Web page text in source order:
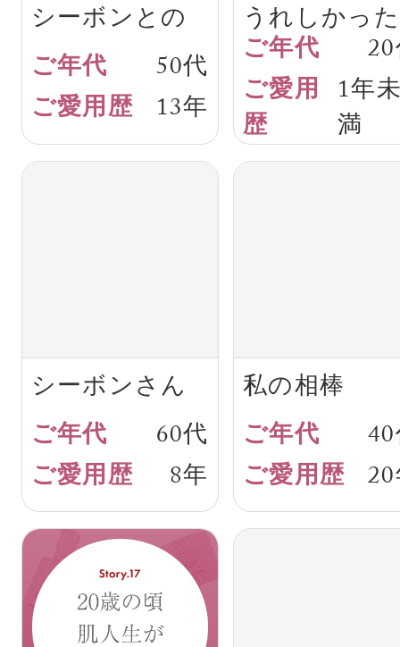
シーボンとの
運命的な再会
50代
13年
うれしかった
こと
1年
満
シーボンさん
との出会い60代
8年
私の相棒